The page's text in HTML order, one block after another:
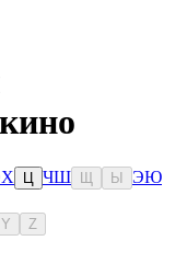
Х ЧШ Ы ЭЮ
Y Z